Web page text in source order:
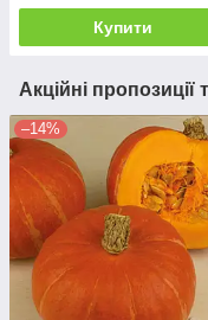
Купити
Акційні пропозиції
–14%